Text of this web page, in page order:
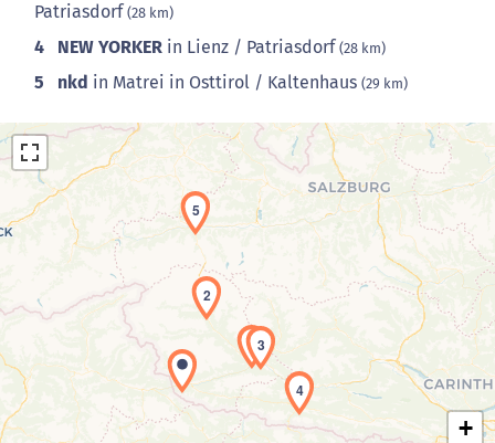
Patriasdorf(28 km)
4 NEW YORKER in Lienz / Patriasdorf(28 km)
5 nkd in Matrei in Osttirol / Kaltenhaus (29 km)
Laden der Karte...
1
2
3
4
5
+